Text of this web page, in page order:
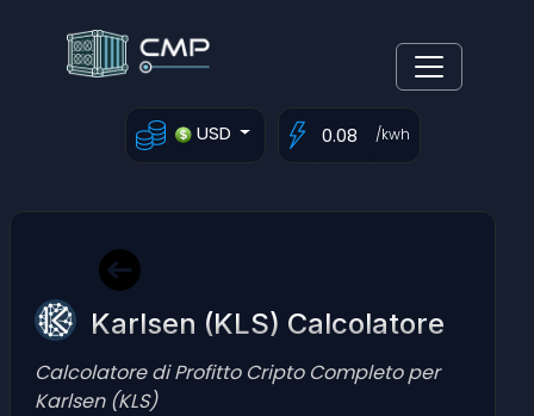
USD /kwh
Karlsen (KLS) Calcolatore
Calcolatore di Profitto Cripto Completo per
Karlsen (KLS)